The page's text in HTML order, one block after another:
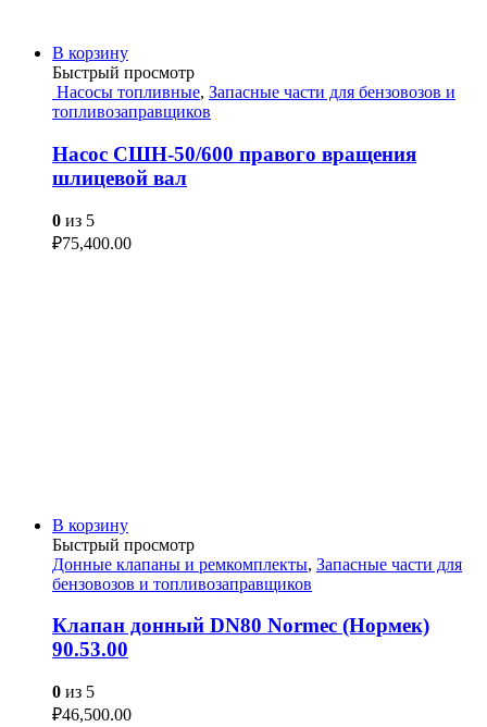
В корзину
Быстрый просмотр
Насосы топливные, Запасные части для бензовозов и
топливозаправщиков
Насос СШН-50/600 правого вращения
шлицевой вал
0 из 5
₽75,400.00
В корзину
Быстрый просмотр
Донные клапаны и ремкомплекты, Запасные части для
бензовозов и топливозаправщиков
Клапан донный DN80 Normec (Нормек)
90.53.00
0 из 5
₽46,500.00